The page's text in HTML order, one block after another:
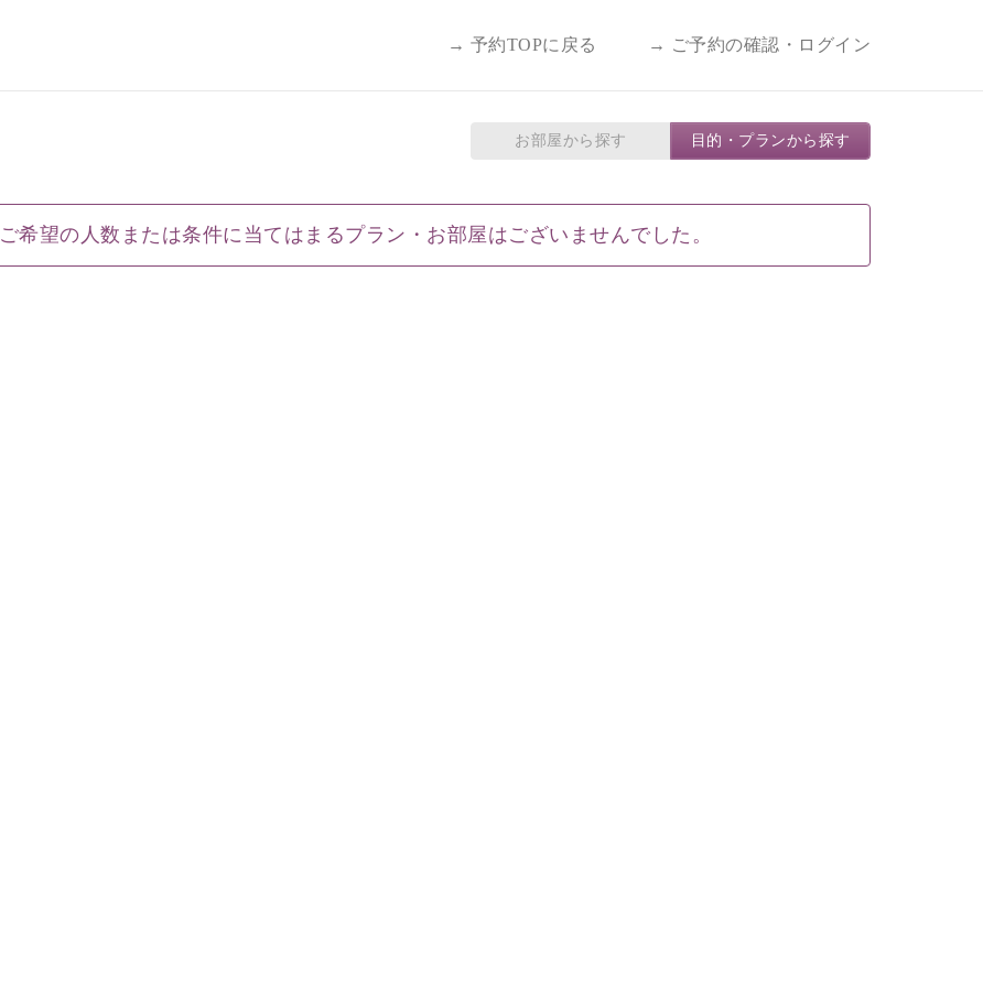
→ 予約TOPに戻る → ご予約の確認・ログイン
お部屋から探す 目的・プランから探す
ご希望の人数または条件に当てはまるプラン・お部屋はございませんでした。